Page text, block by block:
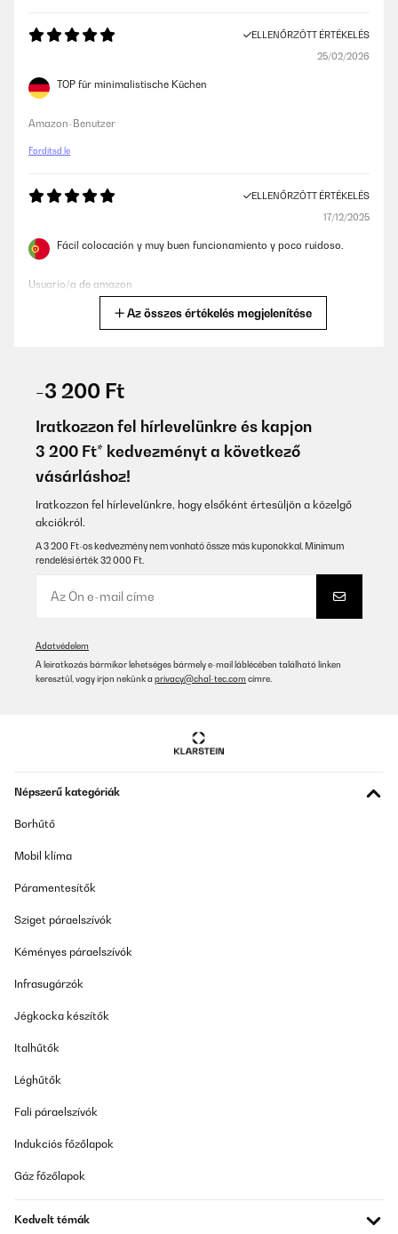
ELLENŐRZÖTT ÉRTÉKELÉS
25/02/2026
TOP für minimalistische Küchen
Amazon-Benutzer
Fordítsd le
ELLENŐRZÖTT ÉRTÉKELÉS
17/12/2025
Fácil colocación y muy buen funcionamiento y poco ruidoso.
Usuario/a de amazon
Utilisateur d'Amazon
Fordítsd le
Très beau touche tactile mais aussi détecteur de mouvement sans
ELLENŐRZÖTT ÉRTÉKELÉS
Fordítsd le
Nach ca. 5 monaten benutze, bin ich immer noch zufrieden .Tolles
verrückt, mal funktioniert es mal nicht
Amazon-Benutzer
Amazon-Benutzer
Fordítsd le
Az összes értékelés megjelenítése
-3 200 Ft
Iratkozzon fel hírlevelünkre és kapjon
3 200 Ft* kedvezményt a következő
vásárláshoz!
Iratkozzon fel hírlevelünkre, hogy elsőként értesüljön a közelgő
akciókról.
A 3 200 Ft-os kedvezmény nem vonható össze más kuponokkal. Minimum
rendelési érték 32 000 Ft.
Adatvédelem
A leiratkozás bármikor lehetséges bármely e-mail láblécében található linken
keresztül, vagy írjon nekünk a privacy@chal-tec.com címre.
Népszerű kategóriák
Borhűtő
Mobil klíma
Páramentesítők
Sziget páraelszívók
Kéményes páraelszívók
Infrasugárzók
Jégkocka készítők
Italhűtők
Léghűtők
Fali páraelszívók
Indukciós főzőlapok
Gáz főzőlapok
Kedvelt témák